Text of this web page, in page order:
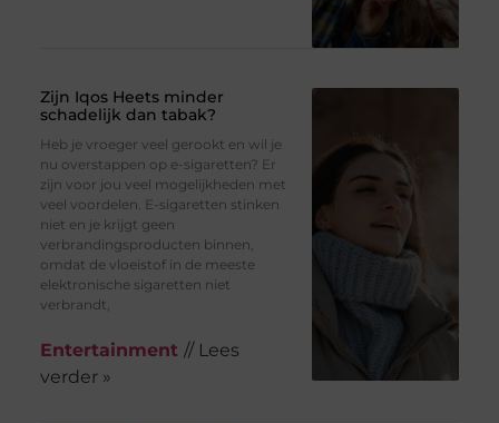
Zijn Iqos Heets minder
schadelijk dan tabak?
Heb je vroeger veel gerookt en wil je
nu overstappen op e-sigaretten? Er
zijn voor jou veel mogelijkheden met
veel voordelen. E-sigaretten stinken
niet en je krijgt geen
verbrandingsproducten binnen,
omdat de vloeistof in de meeste
elektronische sigaretten niet
verbrandt,
Entertainment // Lees
verder »